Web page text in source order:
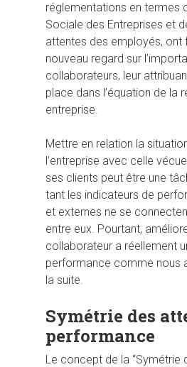
Hit enter to search or ESC
réglementations en termes
Sociale des Entreprises et
attentes des employés, ont
nouveau regard sur
collaborateurs, leur
place dans l’équation de la
entreprise.
Mettre en relation la
l’entreprise avec celle
ses clients peut être une
tant les indicateurs de
et externes ne se
entre eux. Pourtant,
collaborateur a réellement
performance comme nous
la suite.
Symétrie des
performance
Le concept de la “Symétrie